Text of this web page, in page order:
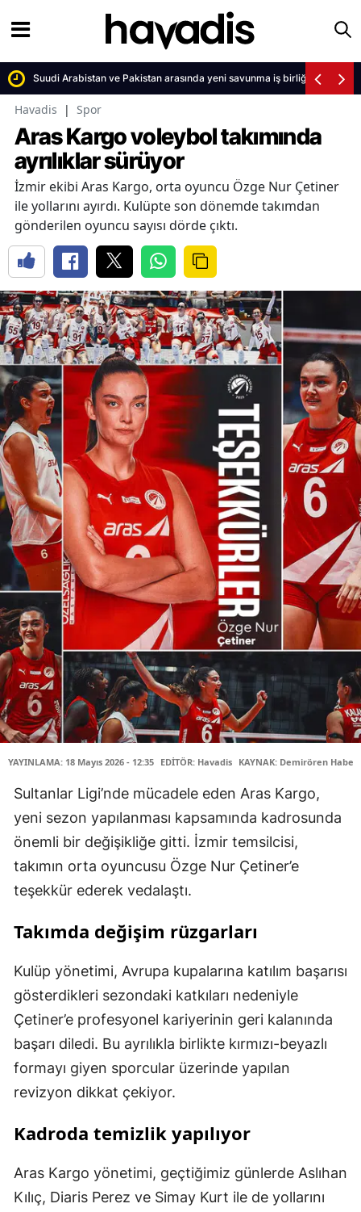
Suudi Arabistan ve Pakistan arasında yeni savunma iş birliği
Havadis | Spor
Aras Kargo voleybol takımında
ayrılıklar sürüyor
İzmir ekibi Aras Kargo, orta oyuncu Özge Nur Çetiner
ile yollarını ayırdı. Kulüpte son dönemde takımdan
gönderilen oyuncu sayısı dörde çıktı.
YAYINLAMA: 18 Mayıs 2026 - 12:35 EDİTÖR: Havadis KAYNAK: Demirören Haber
Sultanlar Ligi’nde mücadele eden Aras Kargo,
yeni sezon yapılanması kapsamında kadrosunda
önemli bir değişikliğe gitti. İzmir temsilcisi,
takımın orta oyuncusu Özge Nur Çetiner’e
teşekkür ederek vedalaştı.
Takımda değişim rüzgarları
Kulüp yönetimi, Avrupa kupalarına katılım başarısı
gösterdikleri sezondaki katkıları nedeniyle
Çetiner’e profesyonel kariyerinin geri kalanında
başarı diledi. Bu ayrılıkla birlikte kırmızı-beyazlı
formayı giyen sporcular üzerinde yapılan
revizyon dikkat çekiyor.
Kadroda temizlik yapılıyor
Aras Kargo yönetimi, geçtiğimiz günlerde Aslıhan
Kılıç, Diaris Perez ve Simay Kurt ile de yollarını